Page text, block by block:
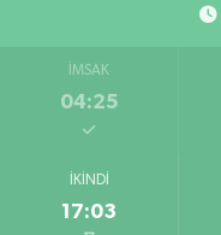
İMSAK
04:25
İKINDI
17:03